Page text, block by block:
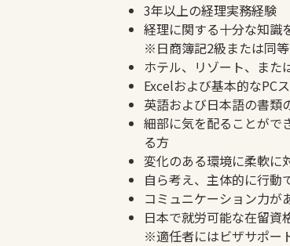
3年以上の経理実務経験
経理に関する十分な知識
※日商簿記2級または同
ホテル、リゾート、また
Excelおよび基本的なPC
英語および日本語の書類
細部に気を配ることがで
る方
変化のある環境に柔軟に
自ら考え、主体的に行動
コミュニケーション力が
日本で就労可能な在留資
※適任者にはビザサポー